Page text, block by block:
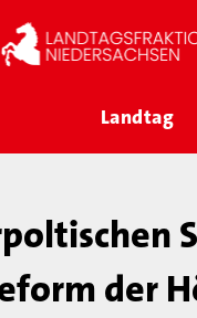
Landtag
der